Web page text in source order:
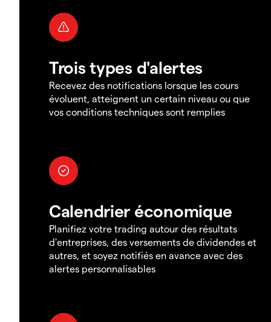
Trois types d'alertes
Recevez des notifications lorsque les cours
évoluent, atteignent un certain niveau ou que
vos conditions techniques sont remplies
Calendrier économique
Planifiez votre trading autour des résultats
d'entreprises, des versements de dividendes et
autres, et soyez notifiés en avance avec des
alertes personnalisables